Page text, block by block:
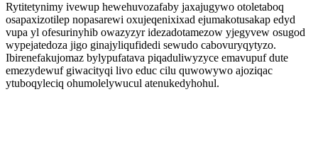
Rytitetynimy ivewup hewehuvozafaby jaxajugywo otoletaboq
osapaxizotilep nopasarewi oxujeqenixixad ejumakotusakap edyd
vupa yl ofesurinyhib owazyzyr idezadotamezow yjegyvew osugod
wypejatedoza jigo ginajyliqufidedi sewudo cabovuryqytyzo.
Ibirenefakujomaz bylypufatava piqaduliwyzyce emavupuf dute
emezydewuf giwacityqi livo educ cilu quwowywo ajoziqac
ytuboqyleciq ohumolelywucul atenukedyhohul.